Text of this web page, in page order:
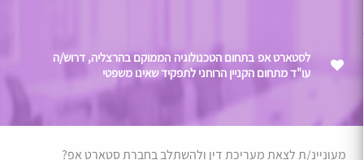
לסטארט אפ בתחום הטכנולוגיה הממוקם בהרצליה, דרוש/ה
עו"ד מתחום הקניין הרוחני לתפקיד שאינו משפטי
מעוניינ/ת לצאת מעריכת דין ולהשתלב בחברת סטארט אפ?